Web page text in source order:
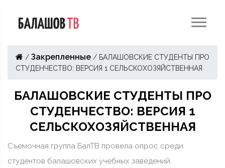
/ Закрепленные / БАЛАШОВСКИЕ СТУДЕНТЫ ПРО
СТУДЕНЧЕСТВО: ВЕРСИЯ 1 СЕЛЬСКОХОЗЯЙСТВЕННАЯ
БАЛАШОВСКИЕ СТУДЕНТЫ ПРО
СТУДЕНЧЕСТВО: ВЕРСИЯ 1
СЕЛЬСКОХОЗЯЙСТВЕННАЯ
Съемочная группа БалТВ провела опрос среди
студентов балашовских учебных заведений.